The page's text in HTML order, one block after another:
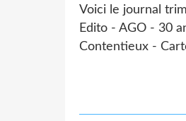
Voici le journal
Edito - AGO - 30
Contentieux -